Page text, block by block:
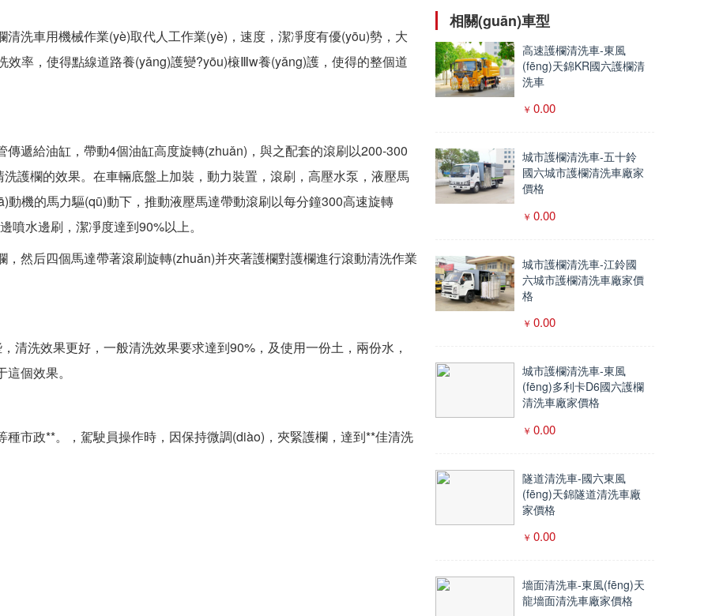
洗車用機械作業(yè)取代人工作業(yè)，速度，潔凈度有優(yōu)勢，大
率，使得點線道路養(yǎng)護變?yōu)榱Ⅲw養(yǎng)護，使得的整個道
遞給油缸，帶動4個油缸高度旋轉(zhuǎn)，與之配套的滾刷以200-300
護欄的效果。在車輛底盤上加裝，動力裝置，滾刷，高壓水泵，液壓馬
機的馬力驅(qū)動下，推動液壓馬達帶動滾刷以每分鐘300高速旋轉
噴水邊刷，潔凈度達到90%以上。
然后四個馬達帶著滾刷旋轉(zhuǎn)并夾著護欄對護欄進行滾動清洗作業
清洗效果更好，一般清洗效果要求達到90%，及使用一份土，兩份水，
個效果。
市政**。，駕駛員操作時，因保持微調(diào)，夾緊護欄，達到**佳清洗
相關(guān)車型
高速護欄清洗車-東風
(fēng)天錦KR國六護欄清
洗車
0.00
城市護欄清洗車-五十鈴
國六城市護欄清洗車廠家
價格
0.00
城市護欄清洗車-江鈴國
六城市護欄清洗車廠家價
格
0.00
城市護欄清洗車-東風
(fēng)多利卡D6國六護欄
清洗車廠家價格
0.00
隧道清洗車-國六東風
(fēng)天錦隧道清洗車廠
家價格
0.00
墻面清洗車-東風(fēng)天
龍墻面清洗車廠家價格